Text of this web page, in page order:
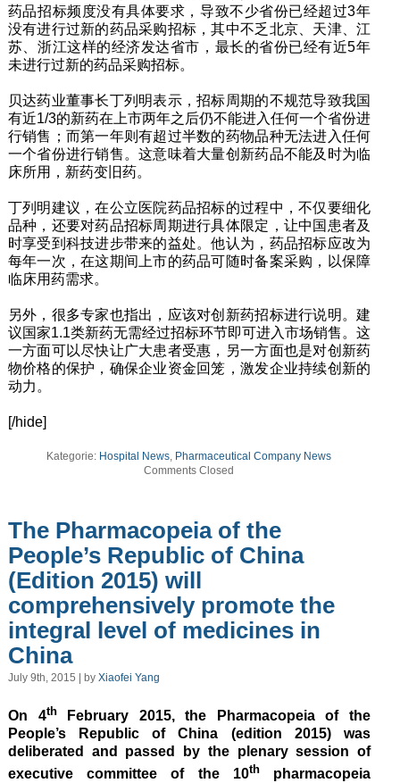
药品招标频度没有具体要求，导致不少省份已经超过3年
没有进行过新的药品采购招标，其中不乏北京、天津、江
苏、浙江这样的经济发达省市，最长的省份已经有近5年
未进行过新的药品采购招标。
贝达药业董事长丁列明表示，招标周期的不规范导致我国
有近1/3的新药在上市两年之后仍不能进入任何一个省份进
行销售；而第一年则有超过半数的药物品种无法进入任何
一个省份进行销售。这意味着大量创新药品不能及时为临
床所用，新药变旧药。
丁列明建议，在公立医院药品招标的过程中，不仅要细化
品种，还要对药品招标周期进行具体限定，让中国患者及
时享受到科技进步带来的益处。他认为，药品招标应改为
每年一次，在这期间上市的药品可随时备案采购，以保障
临床用药需求。
另外，很多专家也指出，应该对创新药招标进行说明。建
议国家1.1类新药无需经过招标环节即可进入市场销售。这
一方面可以尽快让广大患者受惠，另一方面也是对创新药
物价格的保护，确保企业资金回笼，激发企业持续创新的
动力。
[/hide]
Kategorie: Hospital News Pharmaceutical Company News
Comments Closed
The Pharmacopeia of the
People’s Republic of China
(Edition 2015) will
comprehensively promote the
integral level of medicines in
China
July 9th, 2015 | by Xiaofei Yang
On 4thFebruary 2015, the Pharmacopeia of the
People’s Republic of China (edition 2015) was
deliberated and passed by the plenary session of
executive committee of the 10thpharmacopeia